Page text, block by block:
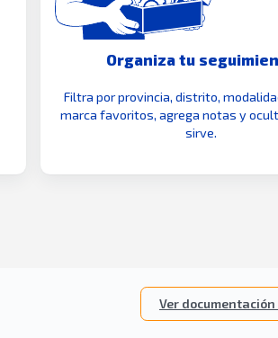
Organiza tu
Filtra por provincia, distrito,
marca favoritos, agrega notas y
sirve.
Ver documentación